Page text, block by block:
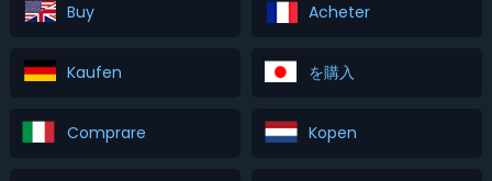
Buy Acheter
Kaufen を購入
Comprare Kopen